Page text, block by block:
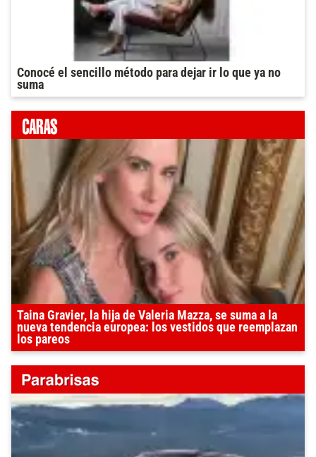
Conocé el sencillo método para dejar ir lo que ya no
suma
Taina Gravier, la hija de Valeria Mazza, se suma a la
nueva tendencia europea: los vestidos que reemplazan
los pareos